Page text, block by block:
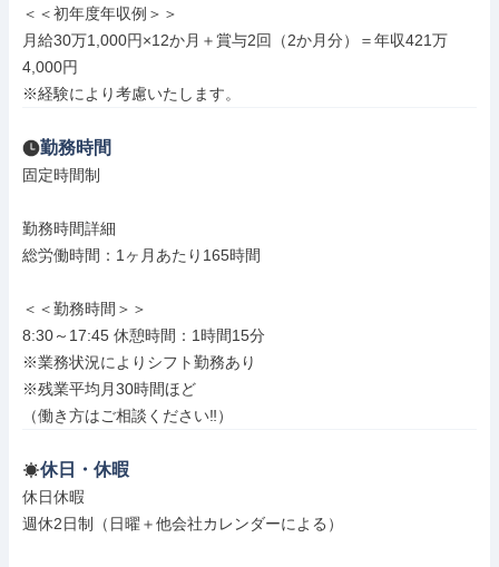
＜＜初年度年収例＞＞
月給30万1,000円×12か月＋賞与2回（2か月分）＝年収421万
4,000円
※経験により考慮いたします。
勤務時間
固定時間制
勤務時間詳細
総労働時間：1ヶ月あたり165時間
＜＜勤務時間＞＞
8:30～17:45 休憩時間：1時間15分
※業務状況によりシフト勤務あり
※残業平均月30時間ほど
（働き方はご相談ください‼）
休日・休暇
休日休暇
週休2日制（日曜＋他会社カレンダーによる）